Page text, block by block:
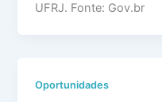
UFRJ. Fonte: Gov.br
Oportunidades